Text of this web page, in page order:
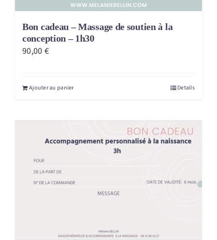
Bon cadeau – Massage de soutien à la
conception – 1h30
90,00 €
Ajouter au panier Details